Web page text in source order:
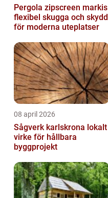
Pergola zipscreen markis
flexibel skugga och skydd
för moderna uteplatser
08 april 2026
Sågverk karlskrona lokalt
virke för hållbara
byggprojekt